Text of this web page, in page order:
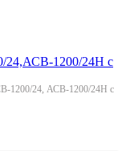
24,АСВ-1200/24H c
1200/24, АСВ-1200/24H c